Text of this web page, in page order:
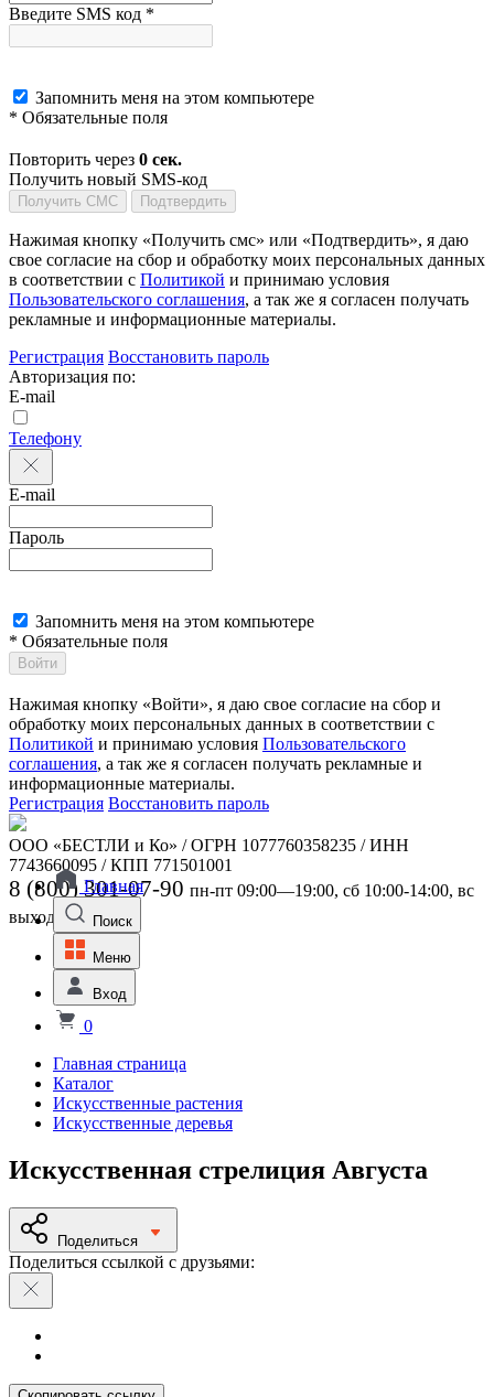
Введите SMS код *
Запомнить меня на этом компьютере
* Обязательные поля
Повторить через 0 сек.
Получить новый SMS-код
Получить СМС Подтвердить
Нажимая кнопку «Получить смс» или «Подтвердить», я даю
свое согласие на сбор и обработку моих персональных данных
в соответствии с Политикой и принимаю условия
Пользовательского соглашения, а так же я согласен получать
рекламные и информационные материалы.
Регистрация Восстановить пароль
Авторизация по:
E-mail
Телефону
E-mail
Пароль
Запомнить меня на этом компьютере
* Обязательные поля
Войти
Нажимая кнопку «Войти», я даю свое согласие на сбор и
обработку моих персональных данных в соответствии с
Политикой и принимаю условия Пользовательского
соглашения, а так же я согласен получать рекламные и
информационные материалы.
Регистрация Восстановить пароль
ООО «БЕСТЛИ и Ко» / ОГРН 1077760358235 / ИНН
7743660095 / КПП 771501001
8 (800) 301-07-90 пн-пт 09:00—19:00, сб 10:00-14:00, вс
выходной
Главная
Поиск
Меню
Вход
0
Главная страница
Каталог
Искусственные растения
Искусственные деревья
Искусственная стрелиция Августа
Поделиться
Поделиться ссылкой с друзьями: